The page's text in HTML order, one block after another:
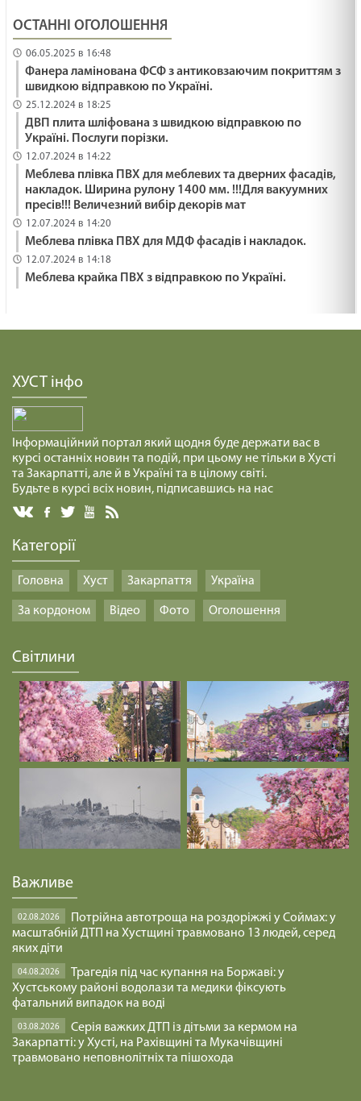
ОСТАННІ ОГОЛОШЕННЯ
06.05.2025 в 16:48
Фанера ламінована ФСФ з антиковзаючим покриттям з
швидкою відправкою по Україні.
25.12.2024 в 18:25
ДВП плита шліфована з швидкою відправкою по
Україні. Послуги порізки.
12.07.2024 в 14:22
Меблева плівка ПВХ для меблевих та дверних фасадів,
накладок. Ширина рулону 1400 мм. !!!Для вакуумних
пресів!!! Величезний вибір декорів мат
12.07.2024 в 14:20
Меблева плівка ПВХ для МДФ фасадів і накладок.
12.07.2024 в 14:18
Меблева крайка ПВХ з відправкою по Україні.
ХУСТ інфо
Інформаційний портал який щодня буде держати вас в
курсі останніх новин та подій, при цьому не тільки в Хусті
та Закарпатті, але й в Україні та в цілому світі.
Будьте в курсі всіх новин, підписавшись на нас
Категорії
Головна Хуст Закарпаття Україна
За кордоном Відео Фото Оголошення
Світлини
Важливе
02.08.2026
Потрійна автотроща на роздоріжжі у Соймах: у
масштабній ДТП на Хустщині травмовано 13 людей, серед
яких діти
04.08.2026
Трагедія під час купання на Боржаві: у
Хустському районі водолази та медики фіксують
фатальний випадок на воді
03.08.2026
Серія важких ДТП із дітьми за кермом на
Закарпатті: у Хусті, на Рахівщині та Мукачівщині
травмовано неповнолітніх та пішохода